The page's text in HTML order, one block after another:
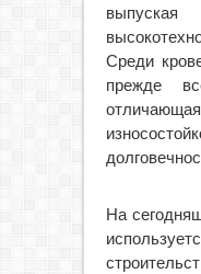
Среди
прежде
На